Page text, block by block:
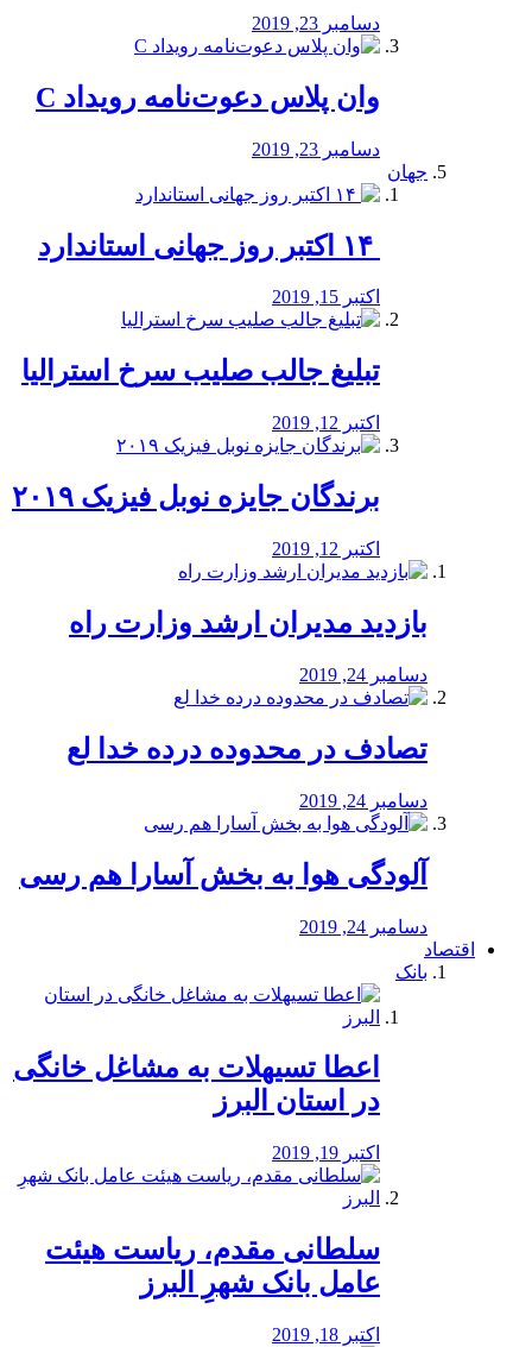
دسامبر 23, 2019
وان پلاس دعوت‌نامه رویداد C
دسامبر 23, 2019
جهان
اکتبر 15, 2019
تبلیغ جالب صلیب سرخ استرالیا
اکتبر 12, 2019
برندگان جایزه نوبل فیزیک ۲۰۱۹
اکتبر 12, 2019
بازدید مدیران ارشد وزارت راه
دسامبر 24, 2019
تصادف در محدوده درده خدا لع
دسامبر 24, 2019
آلودگی هوا به بخش آسارا هم رسی
دسامبر 24, 2019
اقتصاد
بانک
️اعطا تسیهلات به مشاغل خانگی
در استان البرز
اکتبر 19, 2019
سلطانی مقدم، ریاست هیئت
عامل بانک شهرِ البرز
اکتبر 18, 2019